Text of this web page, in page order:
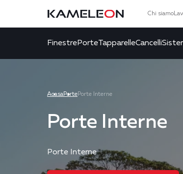
Chi siamo
FinestrePorteTapparelleCancelli
AcasaPortePorte Interne
Porte Interne
Porte Interne